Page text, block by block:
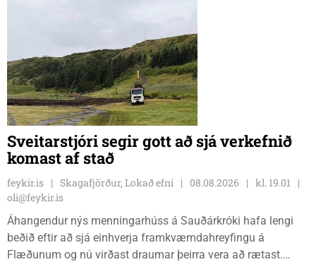
Sveitarstjóri segir gott að sjá verkefnið
komast af stað
feykir.is Skagafjörður, Lokað efni 08.08.2026
kl. 19.01
oli@feykir.is
Áhangendur nýs menningarhúss á Sauðárkróki hafa lengi
beðið eftir að sjá einhverja framkvæmdahreyfingu á
Flæðunum og nú virðast draumar þeirra vera að rætast.